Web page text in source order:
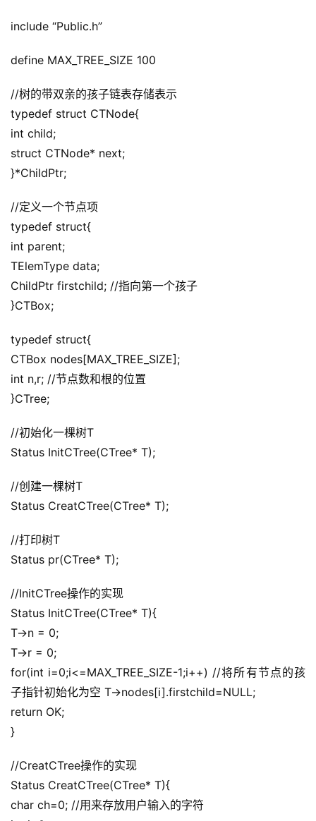
include “Public.h”
define MAX_TREE_SIZE 100
//树的带双亲的孩子链表存储表示
typedef struct CTNode{
int child;
struct CTNode* next;
}*ChildPtr;
//定义一个节点项
typedef struct{
int parent;
TElemType data;
ChildPtr firstchild; //指向第一个孩子
}CTBox;
typedef struct{
CTBox nodes[MAX_TREE_SIZE];
int n,r; //节点数和根的位置
}CTree;
//初始化一棵树T
Status InitCTree(CTree* T);
//创建一棵树T
Status CreatCTree(CTree* T);
//打印树T
Status pr(CTree* T);
//InitCTree操作的实现
Status InitCTree(CTree* T){
T->n = 0;
T->r = 0;
for(int i=0;i<=MAX_TREE_SIZE-1;i++) //将所有节点的孩
子指针初始化为空 T->nodes[i].firstchild=NULL;
return OK;
}
//CreatCTree操作的实现
Status CreatCTree(CTree* T){
char ch=0; //用来存放用户输入的字符